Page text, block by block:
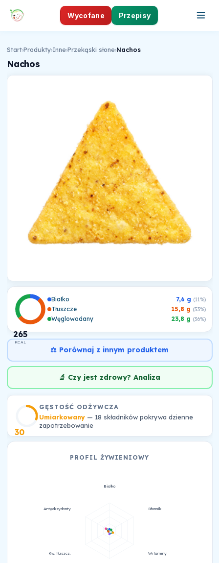
Wycofane Przepisy
Start›Produkty›Inne›Przekąski słone›Nachos
Nachos
265
KCAL
Białko 7,6 g (11%)
Tłuszcze 15,8 g (53%)
Węglowodany 23,8 g (36%)
⚖️ Porównaj z innym produktem
🔬 Czy jest zdrowy? Analiza
30
GĘSTOŚĆ ODŻYWCZA
Umiarkowany— 18 składników pokrywa dzienne
zapotrzebowanie
PROFIL ŻYWIENIOWY
Białko
Błonnik
Witaminy
Kw. tłuszcz.
Antyoksydanty